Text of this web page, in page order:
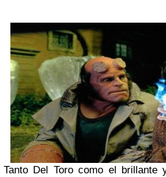
Tanto Del Toro como el brillante